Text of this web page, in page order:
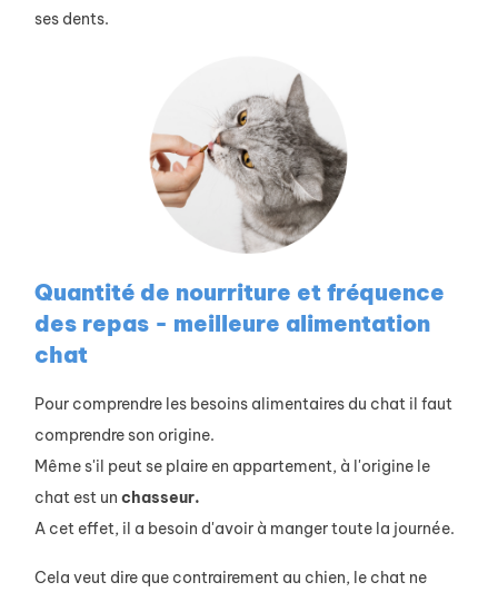
ses dents.
Quantité de nourriture et fréquence
des repas - meilleure alimentation
chat
Pour comprendre les besoins alimentaires du chat il faut
comprendre son origine.
Même s'il peut se plaire en appartement, à l'origine le
chat est un chasseur.
A cet effet, il a besoin d'avoir à manger toute la journée.
Cela veut dire que contrairement au chien, le chat ne